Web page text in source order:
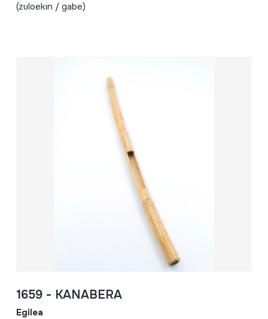
(zuloekin / gabe)
1659 - KANABERA
Egilea